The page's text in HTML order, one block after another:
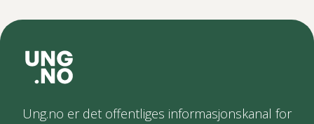
Ung.no er det offentliges informasjonskanal for